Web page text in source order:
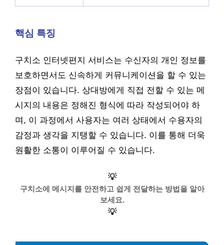
핵심 특징
구치소 인터넷편지 서비스는 수신자의 개인 정보를
보호하면서도 신속하게 커뮤니케이션을 할 수 있는
장점이 있습니다. 상대방에게 직접 전할 수 있는 메
시지의 내용은 정해진 형식에 따라 작성되어야 하
며, 이 과정에서 사용자는 여러 상태에서 수용자의
감정과 생각을 지탱할 수 있습니다. 이를 통해 더욱
원활한 소통이 이루어질 수 있습니다.
💡
구치소에 메시지를 안전하고 쉽게 전달하는 방법을 알아
보세요.
💡